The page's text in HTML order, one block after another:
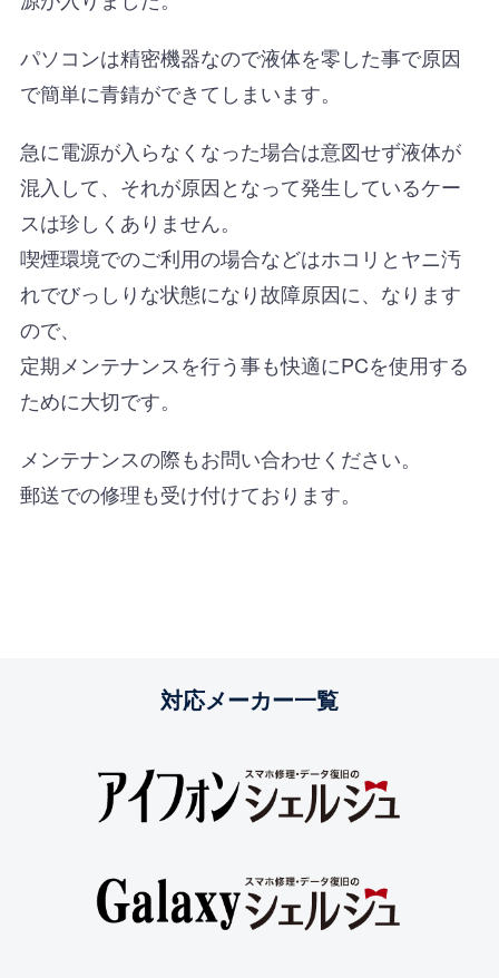
パソコンは精密機器なので液体を零した事で原因
で簡単に青錆ができてしまいます。
急に電源が入らなくなった場合は意図せず液体が
混入して、それが原因となって発生しているケー
スは珍しくありません。
喫煙環境でのご利用の場合などはホコリとヤニ汚
れでびっしりな状態になり故障原因に、なります
ので、
定期メンテナンスを行う事も快適にPCを使用する
ために大切です。
メンテナンスの際もお問い合わせください。
郵送での修理も受け付けております。
対応メーカー一覧